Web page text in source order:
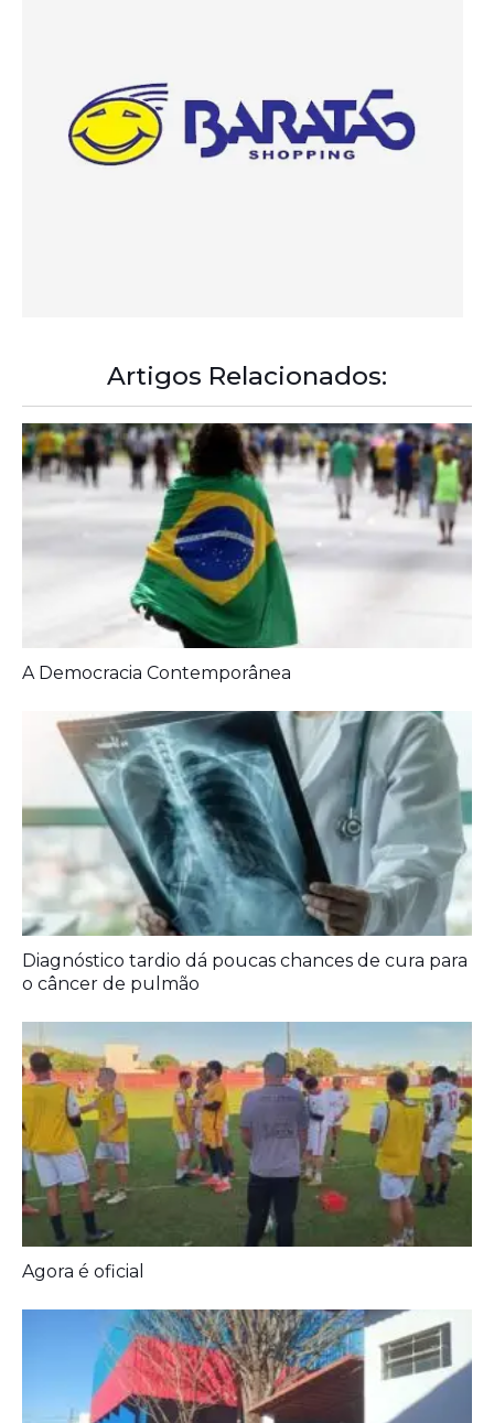
Artigos Relacionados:
A Democracia Contemporânea
Diagnóstico tardio dá poucas chances de cura para
o câncer de pulmão
Agora é oficial